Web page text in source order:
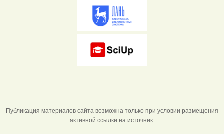
Публикация материалов сайта возможна только при условии размещения
активной ссылки на источник.